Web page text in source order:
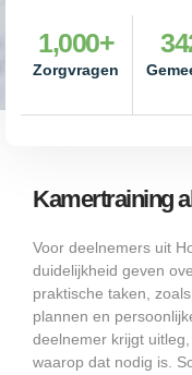
Zorgvragen
1,000+
Kamertraining
Voor deelnemers uit
duidelijkheid geven
praktische taken,
plannen en
deelnemer krijgt
waarop dat nodig is.